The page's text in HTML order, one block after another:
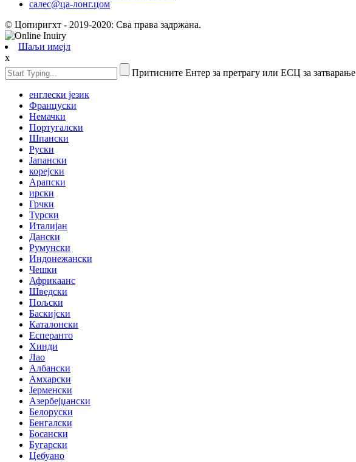
салес@ца-лонг.цом
© Цопиригхт - 2019-2020: Сва права задржана.
Шаљи имејл
x
Притисните Ентер за претрагу или ЕСЦ за затварање
енглески језик
Француски
Немачки
Португалски
Шпански
Руски
Јапански
корејски
Арапски
ирски
Грчки
Турски
Италијан
Дански
Румунски
Индонежански
Чешки
Африкаанс
Шведски
Пољски
Баскијски
Каталонски
Есперанто
Хинди
Лао
Албански
Амхарски
Јерменски
Азербејџански
Белоруски
Бенгалски
Босански
Бугарски
Цебуано